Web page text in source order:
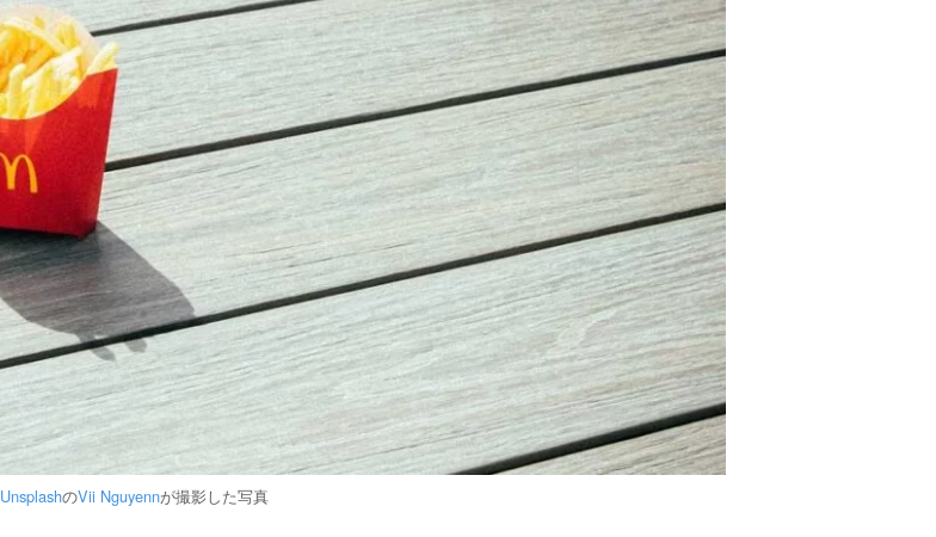
UnsplashのVii Nguyennが撮影した写真